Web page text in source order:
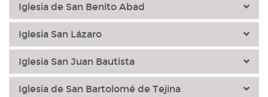
Iglesia de San Benito Abad
Iglesia San Lázaro
Iglesia San Juan Bautista
Iglesia de San Bartolomé de Tejina